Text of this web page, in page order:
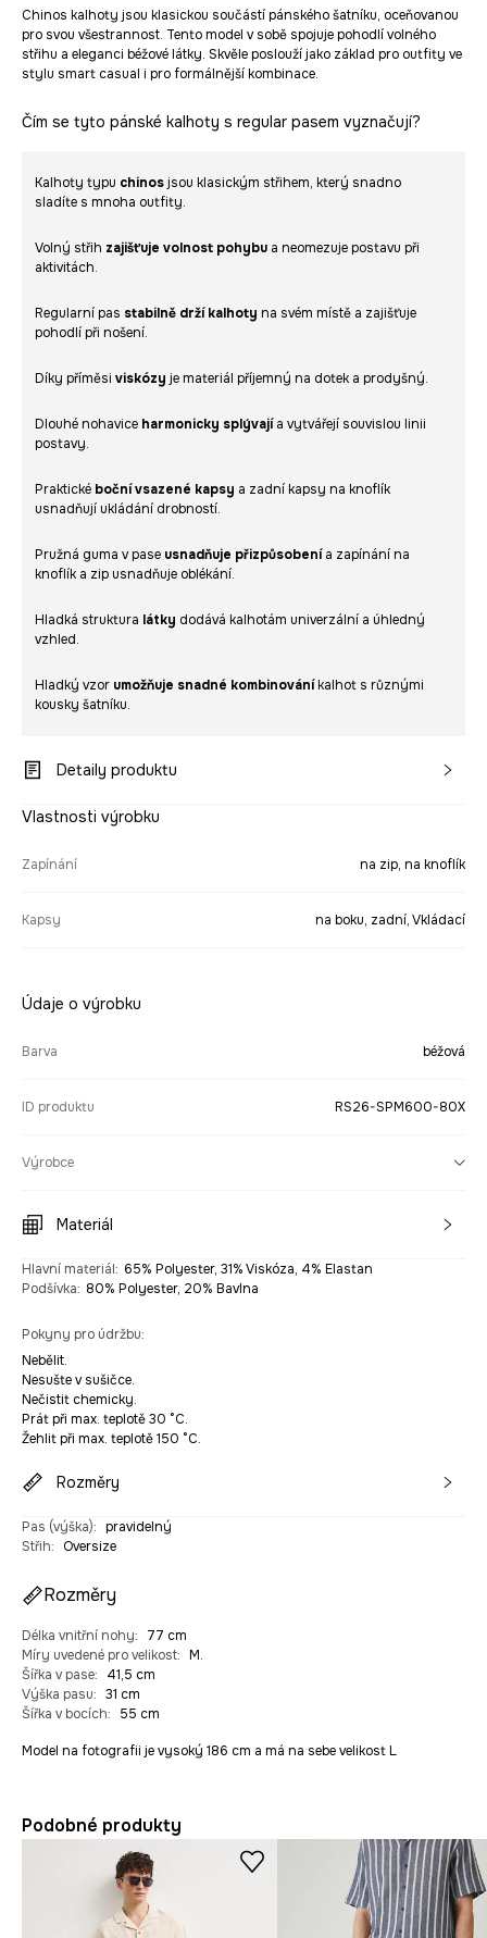
Chinos kalhoty jsou klasickou součástí pánského šatníku, oceňovanou
pro svou všestrannost. Tento model v sobě spojuje pohodlí volného
střihu a eleganci béžové látky. Skvěle poslouží jako základ pro outfity ve
stylu smart casual i pro formálnější kombinace.
Čím se tyto pánské kalhoty s regular pasem vyznačují?
Kalhoty typu chinosjsou klasickým střihem, který snadno
sladíte s mnoha outfity.
Volný střih zajišťuje volnost pohybu a neomezuje postavu při
aktivitách.
Regularní pas stabilně drží kalhoty na svém místě a zajišťuje
pohodlí při nošení.
Díky příměsi viskózy je materiál příjemný na dotek a prodyšný.
Dlouhé nohavice harmonicky splývajía vytvářejí souvislou linii
postavy.
Praktické boční vsazené kapsy a zadní kapsy na knoflík
usnadňují ukládání drobností.
Pružná guma v pase usnadňuje přizpůsobenía zapínání na
knoflík a zip usnadňuje oblékání.
Hladká struktura látky dodává kalhotám univerzální a úhledný
vzhled.
Hladký vzor umožňuje snadné kombinováníkalhot s různými
kousky šatníku.
Detaily produktu
Vlastnosti výrobku
Zapínání na zip, na knoflík
Kapsy na boku, zadní, Vkládací
Údaje o výrobku
Barva béžová
ID produktu RS26-SPM600-80X
Výrobce
Materiál
Hlavní materiál: 65% Polyester, 31% Viskóza, 4% Elastan
Podšívka: 80% Polyester, 20% Bavlna
Pokyny pro údržbu:
Nebělit.
Nesušte v sušičce.
Nečistit chemicky.
Prát při max. teplotě 30 °C.
Žehlit při max. teplotě 150 °C.
Rozměry
Pas (výška): pravidelný
Střih: Oversize
Rozměry
Délka vnitřní nohy:
77 cm
Míry uvedené pro velikost: M.
Šířka v pase:
41,5 cm
Výška pasu: 31 cm
Šířka v bocích: 55 cm
Model na fotografii je vysoký 186 cm a má na sebe velikost L
Podobné produkty